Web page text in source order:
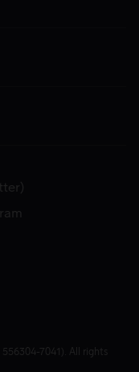
7041). All rights